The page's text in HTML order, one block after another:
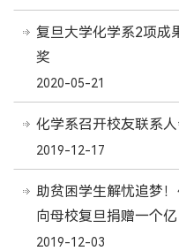
复旦大学化学系2项成
奖
2020-05-21
化学系召开校友联系
2019-12-17
助贫困学生解忧追梦
向母校复旦捐赠一个亿
2019-12-03